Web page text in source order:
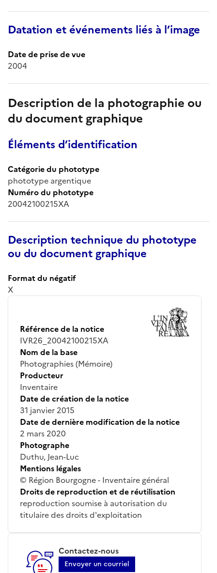
Datation et événements liés à l’image
Date de prise de vue
2004
Description de la photographie ou
du document graphique
Éléments d’identification
Catégorie du phototype
phototype argentique
Numéro du phototype
20042100215XA
Description technique du phototype
ou du document graphique
Format du négatif
X
Référence de la notice
IVR26_20042100215XA
Nom de la base
Photographies (Mémoire)
Producteur
Inventaire
Date de création de la notice
31 janvier 2015
Date de dernière modification de la notice
2 mars 2020
Photographe
Duthu, Jean-Luc
Mentions légales
© Région Bourgogne - Inventaire général
Droits de reproduction et de réutilisation
reproduction soumise à autorisation du
titulaire des droits d'exploitation
Contactez-nous
Envoyer un courriel